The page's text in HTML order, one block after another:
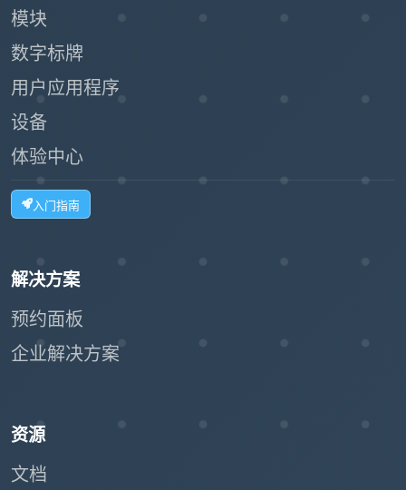
模块
数字标牌
用户应用程序
设备
体验中心
入门指南
解决方案
预约面板
企业解决方案
资源
文档